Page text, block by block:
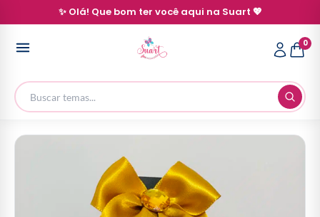
✨ Olá! Que bom ter você aqui na Suart 💖
0